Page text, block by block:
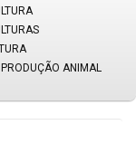
PRODUÇÃO ANIMAL